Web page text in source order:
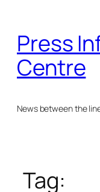
content
Press
Centre
News between the
Tag: